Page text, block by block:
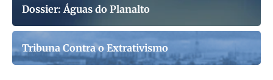
Dossier: Águas do Planalto
Tribuna Contra o Extrativismo